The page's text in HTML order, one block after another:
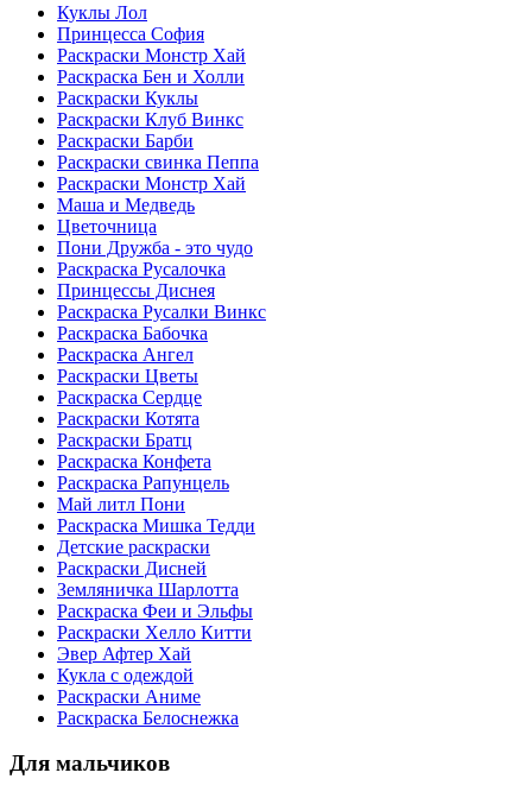
Куклы Лол
Принцесса София
Раскраски Монстр Хай
Раскраска Бен и Холли
Раскраски Куклы
Раскраски Клуб Винкс
Раскраски Барби
Раскраски свинка Пеппа
Раскраски Монстр Хай
Маша и Медведь
Цветочница
Пони Дружба - это чудо
Раскраска Русалочка
Принцессы Диснея
Раскраска Русалки Винкс
Раскраска Бабочка
Раскраска Ангел
Раскраски Цветы
Раскраска Сердце
Раскраски Котята
Раскраски Братц
Раскраска Конфета
Раскраска Рапунцель
Май литл Пони
Раскраска Мишка Тедди
Детские раскраски
Раскраски Дисней
Земляничка Шарлотта
Раскраска Феи и Эльфы
Раскраски Хелло Китти
Эвер Афтер Хай
Кукла с одеждой
Раскраски Аниме
Раскраска Белоснежка
Для мальчиков